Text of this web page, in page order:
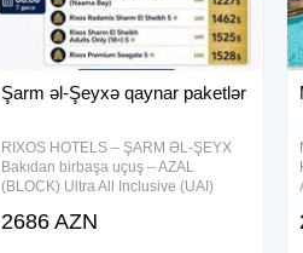
Şarm əl-Şeyxə qaynar paketlər
RIXOS HOTELS – ŞARM ƏL-ŞEYX
Bakıdan birbaşa uçuş – AZAL
(BLOCK) Ultra All Inclusive (UAI)
El Sheikh 5★ – 1 849 USD-dən Rixos
2686 AZN